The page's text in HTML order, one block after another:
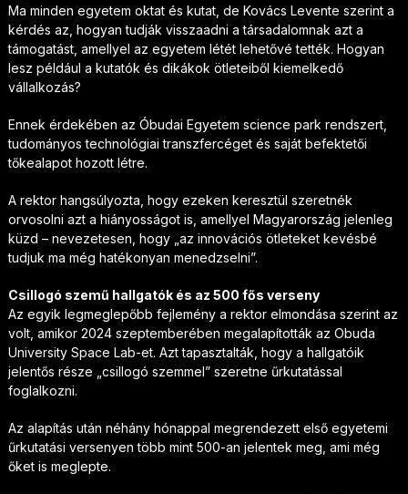
Ma minden egyetem oktat és kutat, de Kovács Levente szerint a
kérdés az, hogyan tudják visszaadni a társadalomnak azt a
támogatást, amellyel az egyetem létét lehetővé tették. Hogyan
lesz például a kutatók és dikákok ötleteiből kiemelkedő
vállalkozás?
Ennek érdekében az Óbudai Egyetem science park rendszert,
tudományos technológiai transzfercéget és saját befektetői
tőkealapot hozott létre.
A rektor hangsúlyozta, hogy ezeken keresztül szeretnék
orvosolni azt a hiányosságot is, amellyel Magyarország jelenleg
küzd – nevezetesen, hogy „az innovációs ötleteket kevésbé
tudjuk ma még hatékonyan menedzselni”.
Csillogó szemű hallgatók és az 500 fős verseny
Az egyik legmeglepőbb fejlemény a rektor elmondása szerint az
volt, amikor 2024 szeptemberében megalapították az Obuda
University Space Lab-et. Azt tapasztalták, hogy a hallgatóik
jelentős része „csillogó szemmel” szeretne űrkutatással
foglalkozni.
Az alapítás után néhány hónappal megrendezett első egyetemi
űrkutatási versenyen több mint 500-an jelentek meg, ami még
őket is meglepte.